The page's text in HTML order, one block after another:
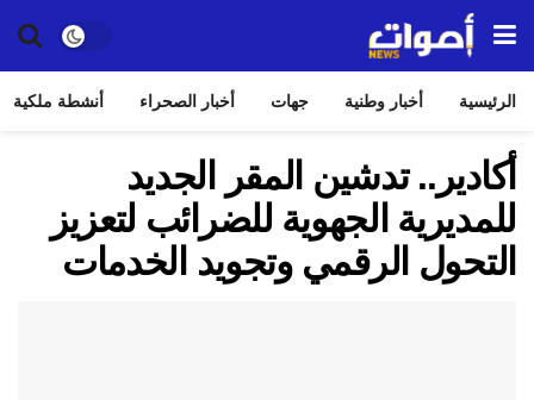
الرئيسية أخبار وطنية جهات أخبار الصحراء أنشطة ملكية
أكادير.. تدشين المقر الجديد
للمديرية الجهوية للضرائب لتعزيز
التحول الرقمي وتجويد الخدمات